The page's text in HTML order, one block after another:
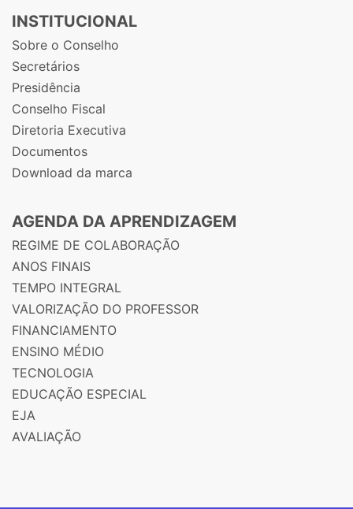
INSTITUCIONAL
Sobre o Conselho
Secretários
Presidência
Conselho Fiscal
Diretoria Executiva
Documentos
Download da marca
AGENDA DA APRENDIZAGEM
REGIME DE COLABORAÇÃO
ANOS FINAIS
TEMPO INTEGRAL
VALORIZAÇÃO DO PROFESSOR
FINANCIAMENTO
ENSINO MÉDIO
TECNOLOGIA
EDUCAÇÃO ESPECIAL
EJA
AVALIAÇÃO